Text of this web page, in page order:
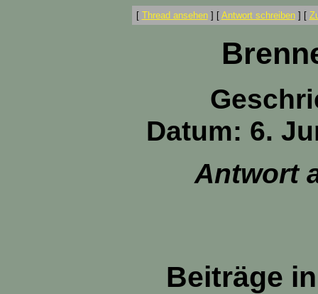
[ Thread ansehen] [ Antwort schreiben] [
Datum: 6.
Antwort
Beiträge